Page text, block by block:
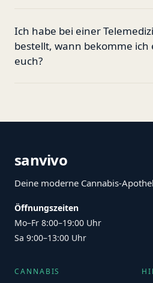
Ich habe bei einer
bestellt, wann bekomme ich
euch?
sanvivo
Deine moderne Cannabis-
Öffnungszeiten
Mo–Fr 8:00–19:00 Uhr
Sa 9:00–13:00 Uhr
CANNABIS